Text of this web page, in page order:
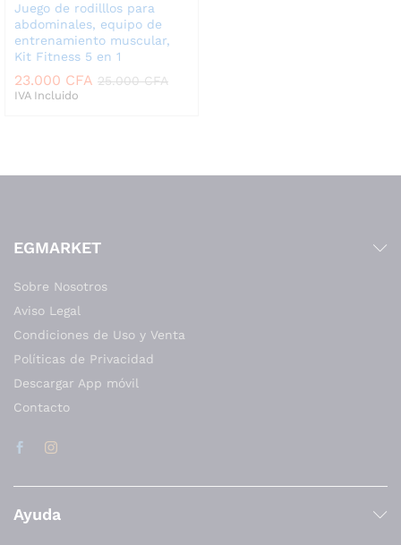
Juego de rodilllos para
abdominales, equipo de
entrenamiento muscular,
Kit Fitness 5 en 1
23.000 CFA 25.000CFA
IVA Incluido
EGMARKET
Sobre Nosotros
Aviso Legal
Condiciones de Uso y Venta
Políticas de Privacidad
Descargar App móvil
Contacto
Ayuda